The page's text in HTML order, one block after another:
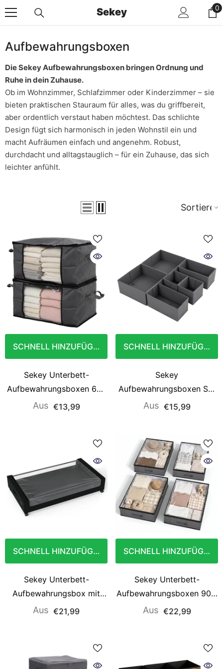
Sekey 00
Aufbewahrungsboxen
Die Sekey Aufbewahrungsboxen bringen Ordnung und
Ruhe in dein Zuhause.
Ob im Wohnzimmer, Schlafzimmer oder Kinderzimmer – sie
bieten praktischen Stauraum für alles, was du griffbereit,
aber ordentlich verstaut haben möchtest. Das schlichte
Design fügt sich harmonisch in jeden Wohnstil ein und
macht Aufräumen einfach und angenehm. Robust,
durchdacht und alltagstauglich – für ein Zuhause, das sich
leichter anfühlt.
Sortieren
SCHNELL HINZUFÜGEN
Sekey Unterbett-
Aufbewahrungsboxen 60L
& 90L Set für Kleidung,
Feuchtigkeitsschutz
Aus €13,99
SCHNELL HINZUFÜGEN
Sekey
Aufbewahrungsboxen Set
S 6er Stoffboxen in
für Schubladen
Aus €15,99
SCHNELL HINZUFÜGEN
Sekey Unterbett-
Aufbewahrungsbox mit
Rollen 78 × 44 × 14 cm,
Aus €21,99
SCHNELL HINZUFÜGEN
Sekey Unterbett-
Aufbewahrungsboxen 90L,
atmungsaktiv, modular,
Aus €22,99